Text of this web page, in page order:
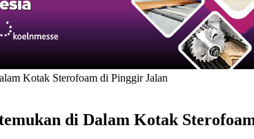
Kotak Sterofoam di Pinggir Jalan
di Dalam Kotak